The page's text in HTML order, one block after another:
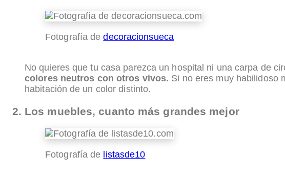
Fotografía dedecoracionsueca
No quieres que tu casa parezca un hospital ni una carpa de
colores neutros con otros vivos. Si no eres muy habilidoso
habitación de un color distinto.
Los muebles, cuanto más grandes mejor
Fotografía de listasde10